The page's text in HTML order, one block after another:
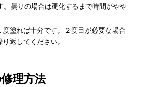
。曇りの場合は硬化するまで時間がやや
度塗れば十分です。２度目が必要な場合
返してください。
理方法